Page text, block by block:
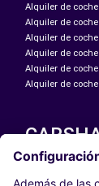
Alquiler de
Alquiler de
Alquiler de
Alquiler de
Alquiler de
Alquiler de
NUESTRAS
Paris